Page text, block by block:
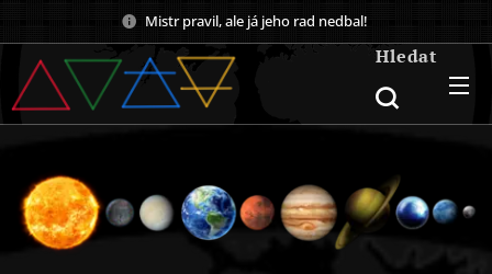
Mistr pravil, ale já jeho rad nedbal!
Hledat